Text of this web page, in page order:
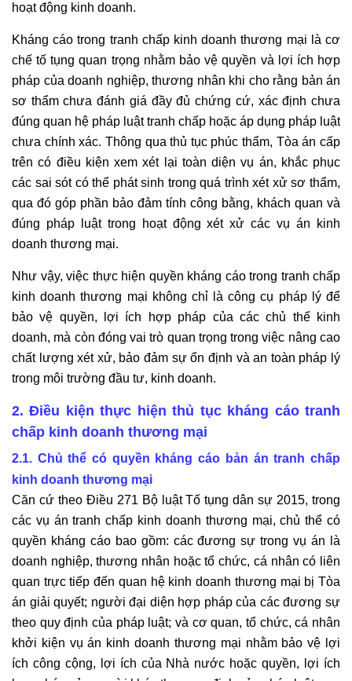
hoạt động kinh doanh.
Kháng cáo trong tranh chấp kinh doanh thương mại là cơ
chế tố tụng quan trọng nhằm bảo vệ quyền và lợi ích hợp
pháp của doanh nghiệp, thương nhân khi cho rằng bản án
sơ thẩm chưa đánh giá đầy đủ chứng cứ, xác định chưa
đúng quan hệ pháp luật tranh chấp hoặc áp dụng pháp luật
chưa chính xác. Thông qua thủ tục phúc thẩm, Tòa án cấp
trên có điều kiện xem xét lại toàn diện vụ án, khắc phục
các sai sót có thể phát sinh trong quá trình xét xử sơ thẩm,
qua đó góp phần bảo đảm tính công bằng, khách quan và
đúng pháp luật trong hoạt động xét xử các vụ án kinh
doanh thương mại.
Như vậy, việc thực hiện quyền kháng cáo trong tranh chấp
kinh doanh thương mại không chỉ là công cụ pháp lý để
bảo vệ quyền, lợi ích hợp pháp của các chủ thể kinh
doanh, mà còn đóng vai trò quan trọng trong việc nâng cao
chất lượng xét xử, bảo đảm sự ổn định và an toàn pháp lý
trong môi trường đầu tư, kinh doanh.
2. Điều kiện thực hiện thủ tục kháng cáo tranh
chấp kinh doanh thương mại
2.1. Chủ thể có quyền kháng cáo bản án tranh chấp
kinh doanh thương mại
Căn cứ theo Điều 271 Bộ luật Tố tụng dân sự 2015, trong
các vụ án tranh chấp kinh doanh thương mại, chủ thể có
quyền kháng cáo bao gồm: các đương sự trong vụ án là
doanh nghiệp, thương nhân hoặc tổ chức, cá nhân có liên
quan trực tiếp đến quan hệ kinh doanh thương mại bị Tòa
án giải quyết; người đại diện hợp pháp của các đương sự
theo quy định của pháp luật; và cơ quan, tổ chức, cá nhân
khởi kiện vụ án kinh doanh thương mại nhằm bảo vệ lợi
ích công cộng, lợi ích của Nhà nước hoặc quyền, lợi ích